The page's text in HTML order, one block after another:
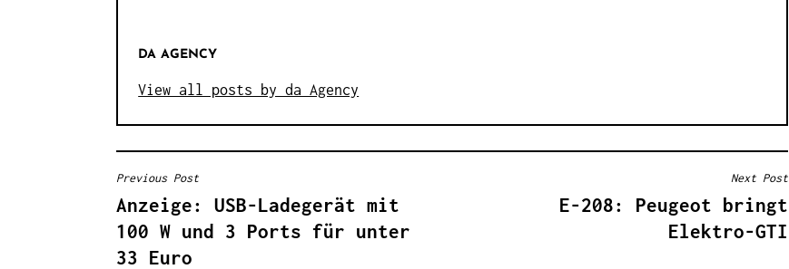
DA AGENCY
View all posts by da Agency
B
E
I
Previous Post
Anzeige: USB-Ladegerät mit
100 W und 3 Ports für unter
33 Euro
Next Post
E-208: Peugeot bringt
Elektro-GTI